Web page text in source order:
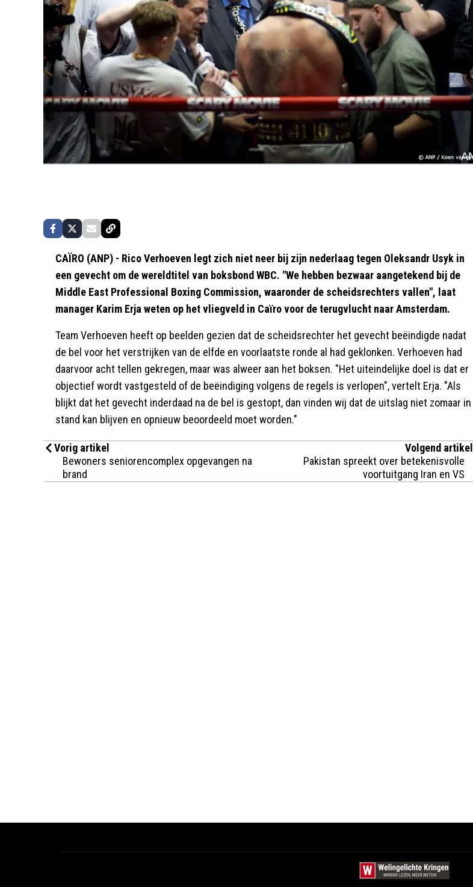
CAÏRO (ANP) - Rico Verhoeven legt zich niet neer bij zijn nederlaag tegen Oleksandr Usyk in
een gevecht om de wereldtitel van boksbond WBC. "We hebben bezwaar aangetekend bij de
Middle East Professional Boxing Commission, waaronder de scheidsrechters vallen", laat
manager Karim Erja weten op het vliegveld in Caïro voor de terugvlucht naar Amsterdam.
Team Verhoeven heeft op beelden gezien dat de scheidsrechter het gevecht beëindigde nadat
de bel voor het verstrijken van de elfde en voorlaatste ronde al had geklonken. Verhoeven had
daarvoor acht tellen gekregen, maar was alweer aan het boksen. "Het uiteindelijke doel is dat er
objectief wordt vastgesteld of de beëindiging volgens de regels is verlopen", vertelt Erja. "Als
blijkt dat het gevecht inderdaad na de bel is gestopt, dan vinden wij dat de uitslag niet zomaar in
stand kan blijven en opnieuw beoordeeld moet worden."
Vorig artikel
Bewoners seniorencomplex opgevangen na
brand
Volgend artikel
Pakistan spreekt over betekenisvolle
voortuitgang Iran en VS